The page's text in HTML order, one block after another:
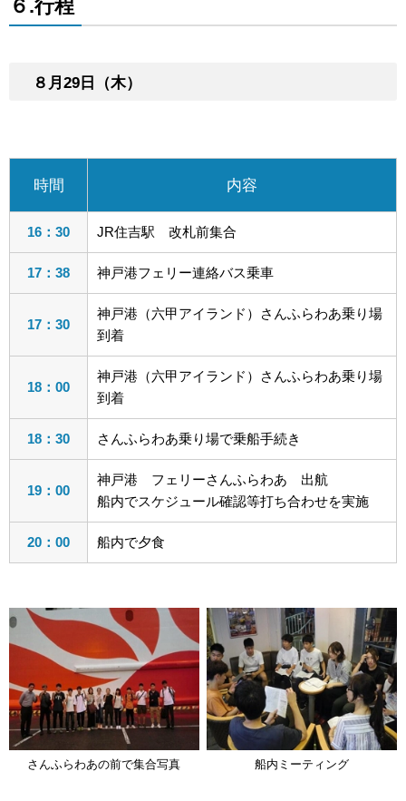
６.行程
８月29日（木）
時間 内容
16：30 JR住吉駅 改札前集合
17：38 神戸港フェリー連絡バス乗車
17：30
神戸港（六甲アイランド）さんふらわあ乗り場
到着
18：00
神戸港（六甲アイランド）さんふらわあ乗り場
到着
18：30 さんふらわあ乗り場で乗船手続き
19：00
神戸港 フェリーさんふらわあ 出航
船内でスケジュール確認等打ち合わせを実施
20：00 船内で夕食
さんふらわあの前で集合写真 船内ミーティング